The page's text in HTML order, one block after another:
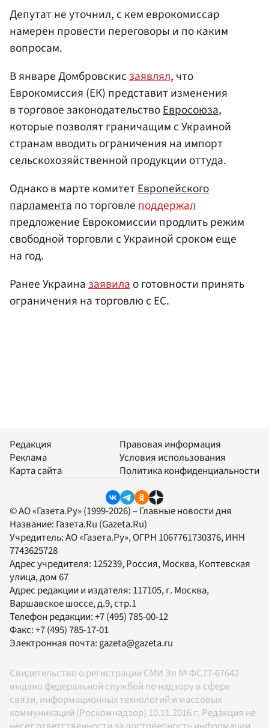
Депутат не уточнил, с кем еврокомиссар
намерен провести переговоры и по каким
вопросам.
В январе Домбровскисзаявлял, что
Еврокомиссия (ЕК) представит изменения
в торговое законодательствоЕвросоюза,
которые позволят граничащим с Украиной
странам вводить ограничения на импорт
сельскохозяйственной продукции оттуда.
Однако в марте комитетЕвропейского
парламентапо торговлеподдержал
предложение Еврокомиссии продлить режим
свободной торговли с Украиной сроком еще
на год.
Ранее Украиназаявилао готовности принять
ограничения на торговлю с ЕС.
Редакция
Реклама
Карта сайта
Правовая информация
Условия использования
Политика конфиденциальности
© АО «Газета.Ру» (1999-2026) – Главные новости дня
Название: Газета.Ru (Gazeta.Ru)
Учредитель:АО «Газета.Ру», ОГРН 1067761730376, ИНН
7743625728
Адрес учредителя: 125239, Россия, Москва, Коптевская
улица, дом 67
Адрес редакции и издателя: 117105, г. Москва,
Варшавское шоссе, д.9, стр.1
Телефон редакции:+7 (495) 785-00-12
Факс:+7 (495) 785-17-01
Электронная почта: gazeta@gazeta.ru
Свидетельство о регистрации СМИ Эл № ФС77-67642
выдано федеральной службой по надзору в сфере
связи, информационных технологий и массовых
коммуникаций (Роскомнадзор) 10.11.2016 г. Редакция не